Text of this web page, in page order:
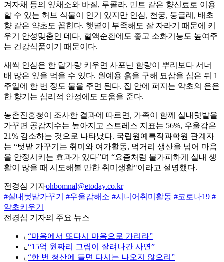
겨자채 등의 잎채소와 바질, 루콜라, 민트 같은 향신료로 이용
할 수 있는 허브 식물이 인기 있지만 인삼, 천궁, 둥글레, 배초
향 같은 약초도 꼽힌다. 햇볕이 부족해도 잘 자라기 때문에 키
우기 안성맞춤인 데다, 혈액순환에도 좋고 소화기능도 높여주
는 건강식품이기 때문이다.
새싹 인삼은 한 달가량 키우면 사포닌 함량이 뿌리보다 서너
배 많은 잎을 먹을 수 있다. 원예용 흙을 구해 묘삼을 심은 뒤 1
주일에 한 번 정도 물을 주면 된다. 집 안에 퍼지는 약초의 은은
한 향기는 심리적 안정에도 도움을 준다.
농촌진흥청이 조사한 결과에 따르면, 가족이 함께 실내텃밭을
가꾸면 공감지수는 높아지고 스트레스 지표는 56%, 우울감은
21% 감소하는 것으로 나타났다. 국립원예특작과학원 관계자
는 “텃밭 가꾸기는 취미와 여가활동, 먹거리 생산을 넘어 마음
을 안정시키는 효과가 있다”며 “요즘처럼 불가피하게 실내 생
활이 많을 때 시도해볼 만한 취미생활"이라고 설명했다.
전경심 기자ohbomnal@etoday.co.kr
#실내텃밭가꾸기
#우울감해소 #시니어취미활동 #코로나19 #
약초키우기
전경심 기자의 주요 뉴스
⌞ “마음에서 또다시 마음으로 가리라”
⌞ “15억 원짜리 그림이 잘려나간 사연”
⌞ “한 번 청산에 들면 다시는 나오지 않으리”